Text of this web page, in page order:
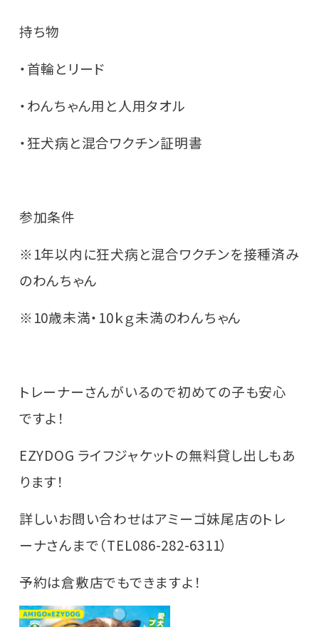
持ち物
・首輪とリード
・わんちゃん用と人用タオル
・狂犬病と混合ワクチン証明書
参加条件
※1年以内に狂犬病と混合ワクチンを接種済み
のわんちゃん
※10歳未満・10ｋｇ未満のわんちゃん
トレーナーさんがいるので初めての子も安心
ですよ！
EZYDOG ライフジャケットの無料貸し出しもあ
ります！
詳しいお問い合わせはアミーゴ妹尾店のトレ
ーナさんまで（TEL086-282-6311）
予約は倉敷店でもできますよ！